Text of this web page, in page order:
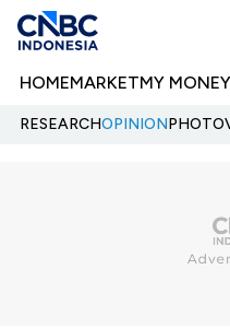
HOMEMARKETMY MONEY
RESEARCHOPINIONPHOTO